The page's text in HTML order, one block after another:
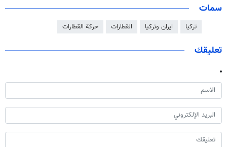
سمات
تركيا ايران وتركيا القطارات حرکة القطارات
تعليقك